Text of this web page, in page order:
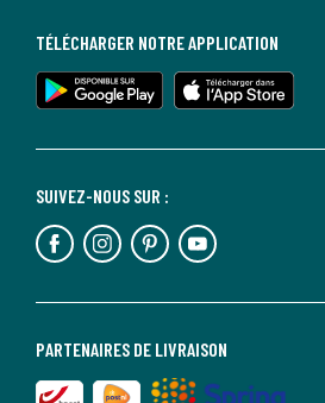
PARTENAIRES DE LIVRAISON
SUIVEZ-NOUS SUR :
TÉLÉCHARGER NOTRE APPLICATION